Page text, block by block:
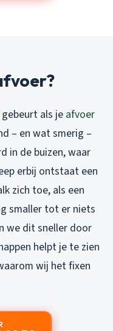
als je afvoer
– en wat smerig –
in de buizen, waar
erbij ontstaat een
zich toe, als een
smaller tot er niets
we dit sneller door
helpt je te zien
wij het fixen